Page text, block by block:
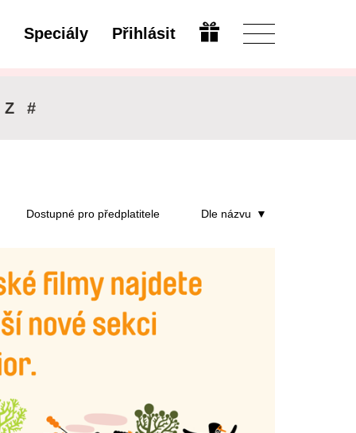
Speciály Přihlásit Upravit
Z #
Dostupné pro předplatitele Dle názvu